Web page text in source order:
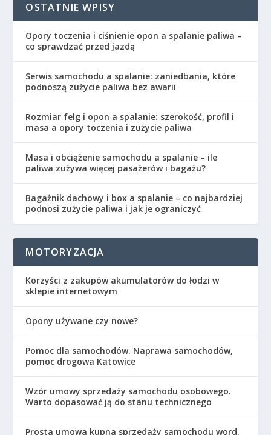
OSTATNIE WPISY
Opory toczenia i ciśnienie opon a spalanie paliwa –
co sprawdzać przed jazdą
Serwis samochodu a spalanie: zaniedbania, które
podnoszą zużycie paliwa bez awarii
Rozmiar felg i opon a spalanie: szerokość, profil i
masa a opory toczenia i zużycie paliwa
Masa i obciążenie samochodu a spalanie – ile
paliwa zużywa więcej pasażerów i bagażu?
Bagażnik dachowy i box a spalanie – co najbardziej
podnosi zużycie paliwa i jak je ograniczyć
MOTORYZACJA
Korzyści z zakupów akumulatorów do łodzi w
sklepie internetowym
Opony używane czy nowe?
Pomoc dla samochodów. Naprawa samochodów,
pomoc drogowa Katowice
Wzór umowy sprzedaży samochodu osobowego.
Warto dopasować ją do stanu technicznego
Prosta umowa kupna sprzedaży samochodu word.